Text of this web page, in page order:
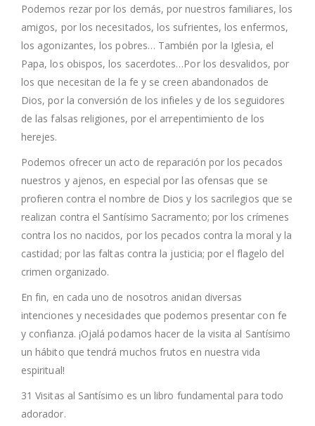
Podemos rezar por los demás, por nuestros familiares, los
amigos, por los necesitados, los sufrientes, los enfermos,
los agonizantes, los pobres… También por la Iglesia, el
Papa, los obispos, los sacerdotes…Por los desvalidos, por
los que necesitan de la fe y se creen abandonados de
Dios, por la conversión de los infieles y de los seguidores
de las falsas religiones, por el arrepentimiento de los
herejes.
Podemos ofrecer un acto de reparación por los pecados
nuestros y ajenos, en especial por las ofensas que se
profieren contra el nombre de Dios y los sacrilegios que se
realizan contra el Santísimo Sacramento; por los crímenes
contra los no nacidos, por los pecados contra la moral y la
castidad; por las faltas contra la justicia; por el flagelo del
crimen organizado.
En fin, en cada uno de nosotros anidan diversas
intenciones y necesidades que podemos presentar con fe
y confianza. ¡Ojalá podamos hacer de la visita al Santísimo
un hábito que tendrá muchos frutos en nuestra vida
espiritual!
31 Visitas al Santísimo es un libro fundamental para todo
adorador.